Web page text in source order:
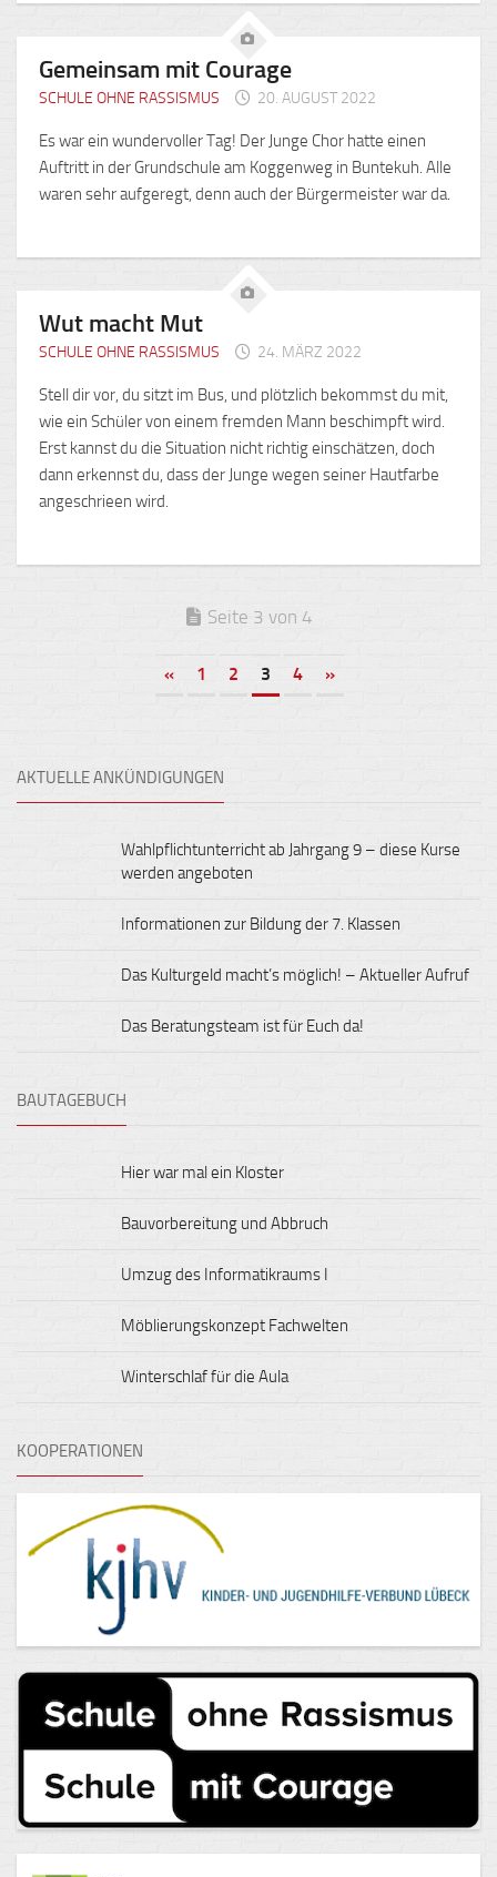
Gemeinsam mit Courage
SCHULE OHNE RASSISMUS 20. AUGUST 2022
Es war ein wundervoller Tag! Der Junge Chor hatte einen
Auftritt in der Grundschule am Koggenweg in Buntekuh. Alle
waren sehr aufgeregt, denn auch der Bürgermeister war da.
Wut macht Mut
SCHULE OHNE RASSISMUS 24. MÄRZ 2022
Stell dir vor, du sitzt im Bus, und plötzlich bekommst du mit,
wie ein Schüler von einem fremden Mann beschimpft wird.
Erst kannst du die Situation nicht richtig einschätzen, doch
dann erkennst du, dass der Junge wegen seiner Hautfarbe
angeschrieen wird.
Seite 3 von 4
« 1 2 3 4 »
AKTUELLE ANKÜNDIGUNGEN
Wahlpflichtunterricht ab Jahrgang 9 – diese Kurse
werden angeboten
Informationen zur Bildung der 7. Klassen
Das Kulturgeld macht’s möglich! – Aktueller Aufruf
Das Beratungsteam ist für Euch da!
BAUTAGEBUCH
Hier war mal ein Kloster
Bauvorbereitung und Abbruch
Umzug des Informatikraums I
Möblierungskonzept Fachwelten
Winterschlaf für die Aula
KOOPERATIONEN